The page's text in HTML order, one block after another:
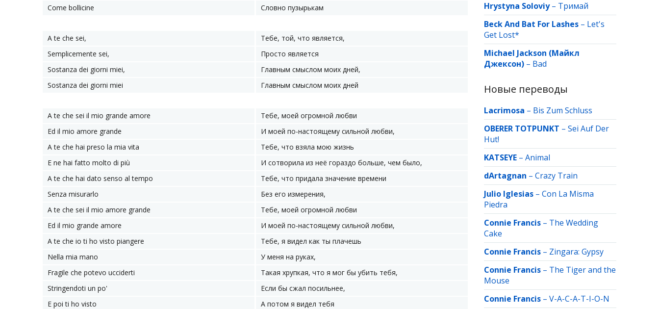
Come bollicine
Словно пузырькам
A te che sei,
Тебе, той, что является,
Semplicemente sei,
Просто является
Sostanza dei giorni miei,
Главным смыслом моих дней,
Sostanza dei giorni miei
Главным смыслом моих дней
A te che sei il mio grande amore
Тебе, моей огромной любви
Ed il mio amore grande
И моей по-настоящему сильной любви,
A te che hai preso la mia vita
Тебе, что взяла мою жизнь
E ne hai fatto molto di più
И сотворила из неё гораздо больше, чем было,
A te che hai dato senso al tempo
Тебе, что придала значение времени
Senza misurarlo
Без его измерения,
A te che sei il mio amore grande
Тебе, моей огромной любви
Ed il mio grande amore
И моей по-настоящему сильной любви,
A te che io ti ho visto piangere
Тебе, я видел как ты плачешь
Nella mia mano
У меня на руках,
Fragile che potevo ucciderti
Такая хрупкая, что я мог бы убить тебя,
Stringendoti un po'
Если бы сжал посильнее,
E poi ti ho visto
А потом я видел тебя
Hrystyna Soloviy– Тримай
Beck And Bat For Lashes – Let's
Get Lost*
Michael Jackson (Майкл
Джексон) – Bad
Новые переводы
Lacrimosa – Bis Zum Schluss
OBERER TOTPUNKT – Sei Auf Der
Hut!
KATSEYE – Animal
dArtagnan – Crazy Train
Julio Iglesias – Con La Misma
Piedra
Connie Francis – The Wedding
Cake
Connie Francis – Zingara: Gypsy
Connie Francis – The Tiger and the
Mouse
Connie Francis – V-A-C-A-T-I-O-N